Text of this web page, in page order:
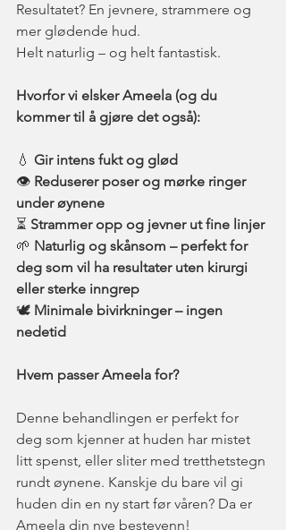
Resultatet? En jevnere, strammere og
mer glødende hud.
Helt naturlig – og helt fantastisk.
Hvorfor vi elsker Ameela (og du
kommer til å gjøre det også):
💧 Gir intens fukt og glød
👁️ Reduserer poser og mørke ringer
under øynene
⏳ Strammer opp og jevner ut fine linjer
🌱 Naturlig og skånsom – perfekt for
deg som vil ha resultater uten kirurgi
eller sterke inngrep
🕊️ Minimale bivirkninger – ingen
nedetid
Hvem passer Ameela for?
Denne behandlingen er perfekt for
deg som kjenner at huden har mistet
litt spenst, eller sliter med tretthetstegn
rundt øynene. Kanskje du bare vil gi
huden din en ny start før våren? Da er
Ameela din nye bestevenn!